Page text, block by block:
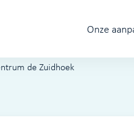
Onze
de Zuidhoek